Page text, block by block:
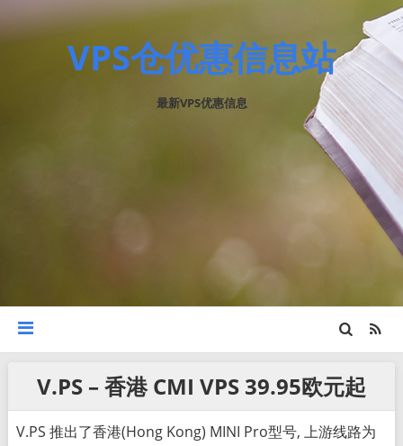
VPS仓优惠信息站
最新VPS优惠信息
V.PS – 香港 CMI VPS 39.95欧元起
V.PS 推出了香港(Hong Kong) MINI Pro型号, 上游线路为